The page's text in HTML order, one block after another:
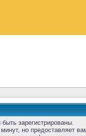
зарегистрированы.
минут, но предоставляет